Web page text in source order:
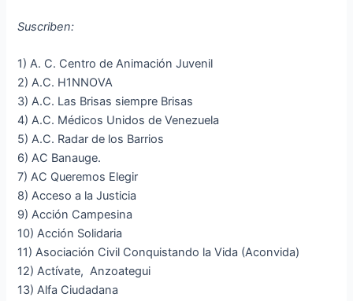
Suscriben:
1) A. C. Centro de Animación Juvenil
2) A.C. H1NNOVA
3) A.C. Las Brisas siempre Brisas
4) A.C. Médicos Unidos de Venezuela
5) A.C. Radar de los Barrios
6) AC Banauge.
7) AC Queremos Elegir
8) Acceso a la Justicia
9) Acción Campesina
10) Acción Solidaria
11) Asociación Civil Conquistando la Vida (Aconvida)
12) Actívate, Anzoategui
13) Alfa Ciudadana